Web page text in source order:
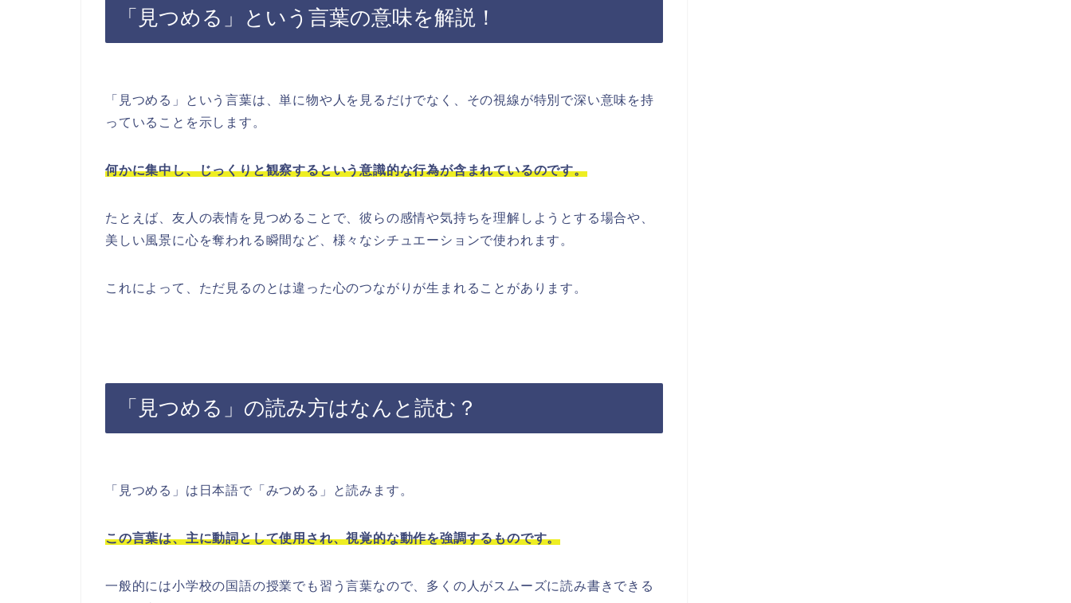
「見つめる」という言葉の意味を解説！
「見つめる」という言葉は、単に物や人を見るだけでなく、その視線が特別で深い意味を持
っていることを示します。
何かに集中し、じっくりと観察するという意識的な行為が含まれているのです。
たとえば、友人の表情を見つめることで、彼らの感情や気持ちを理解しようとする場合や、
美しい風景に心を奪われる瞬間など、様々なシチュエーションで使われます。
これによって、ただ見るのとは違った心のつながりが生まれることがあります。
「見つめる」の読み方はなんと読む？
「見つめる」は日本語で「みつめる」と読みます。
この言葉は、主に動詞として使用され、視覚的な動作を強調するものです。
一般的には小学校の国語の授業でも習う言葉なので、多くの人がスムーズに読み書きできる